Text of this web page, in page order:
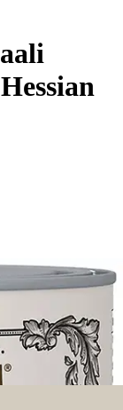
Alk. 0 €